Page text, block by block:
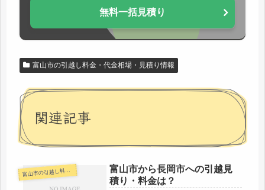
無料一括見積り
富山市の引越し料金・代金相場・見積り情報
関連記事
富山市の引越し料金・代金相場・見積り情報
富山市から長岡市への引越見
積り・料金は？